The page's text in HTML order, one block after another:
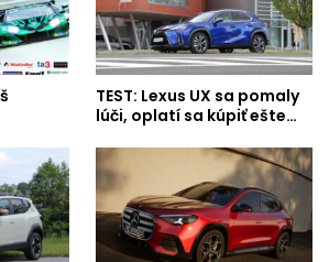
TEST: Lexus UX sa pomaly
lúči, oplatí sa kúpiť ešte…